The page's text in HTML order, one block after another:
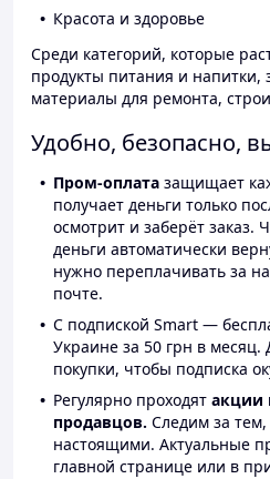
Красота и здоровье
Среди категорий, которые
продукты питания и напитки,
материалы для ремонта,
Удобно, безопасно,
Пром-оплата защищает
получает деньги только
осмотрит и заберёт заказ.
деньги автоматически
нужно переплачивать за
почте.
С подпиской Smart —
Украине за 50 грн в месяц.
покупки, чтобы подписка
Регулярно проходят акции
продавцов. Следим за
настоящими. Актуальные
главной странице или в